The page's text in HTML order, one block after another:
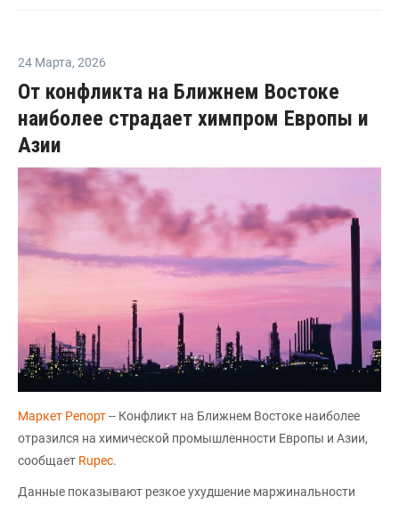
24 Марта, 2026
От конфликта на Ближнем Востоке
наиболее страдает химпром Европы и
Азии
Маркет Репорт-- Конфликт на Ближнем Востоке наиболее
отразился на химической промышленности Европы и Азии,
сообщает Rupec.
Данные показывают резкое ухудшение маржинальности